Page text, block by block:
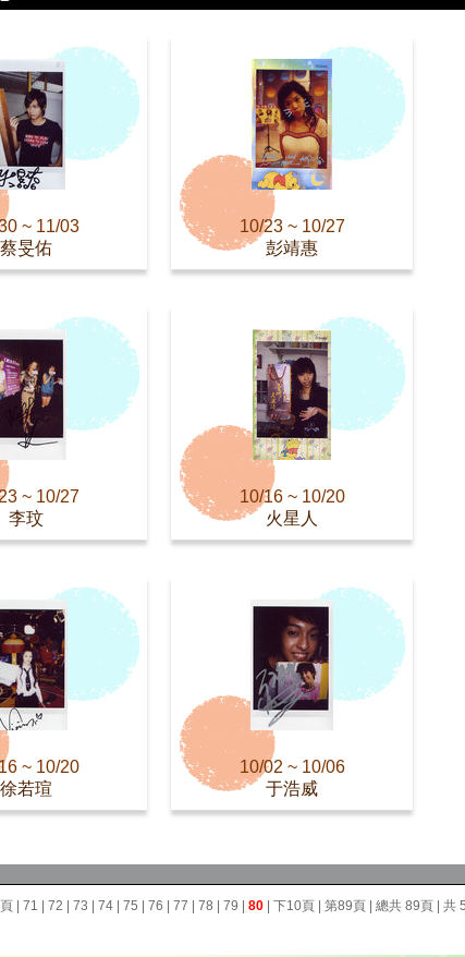
~ 11/03
蔡旻佑
10/23 ~ 10/27
彭靖惠
~ 10/27
李玟
10/16 ~ 10/20
火星人
~ 10/20
徐若瑄
10/02 ~ 10/06
于浩威
71 72 73 74 75 76 77 78 79 80 下10頁 第89頁 | 總共 89頁 | 共